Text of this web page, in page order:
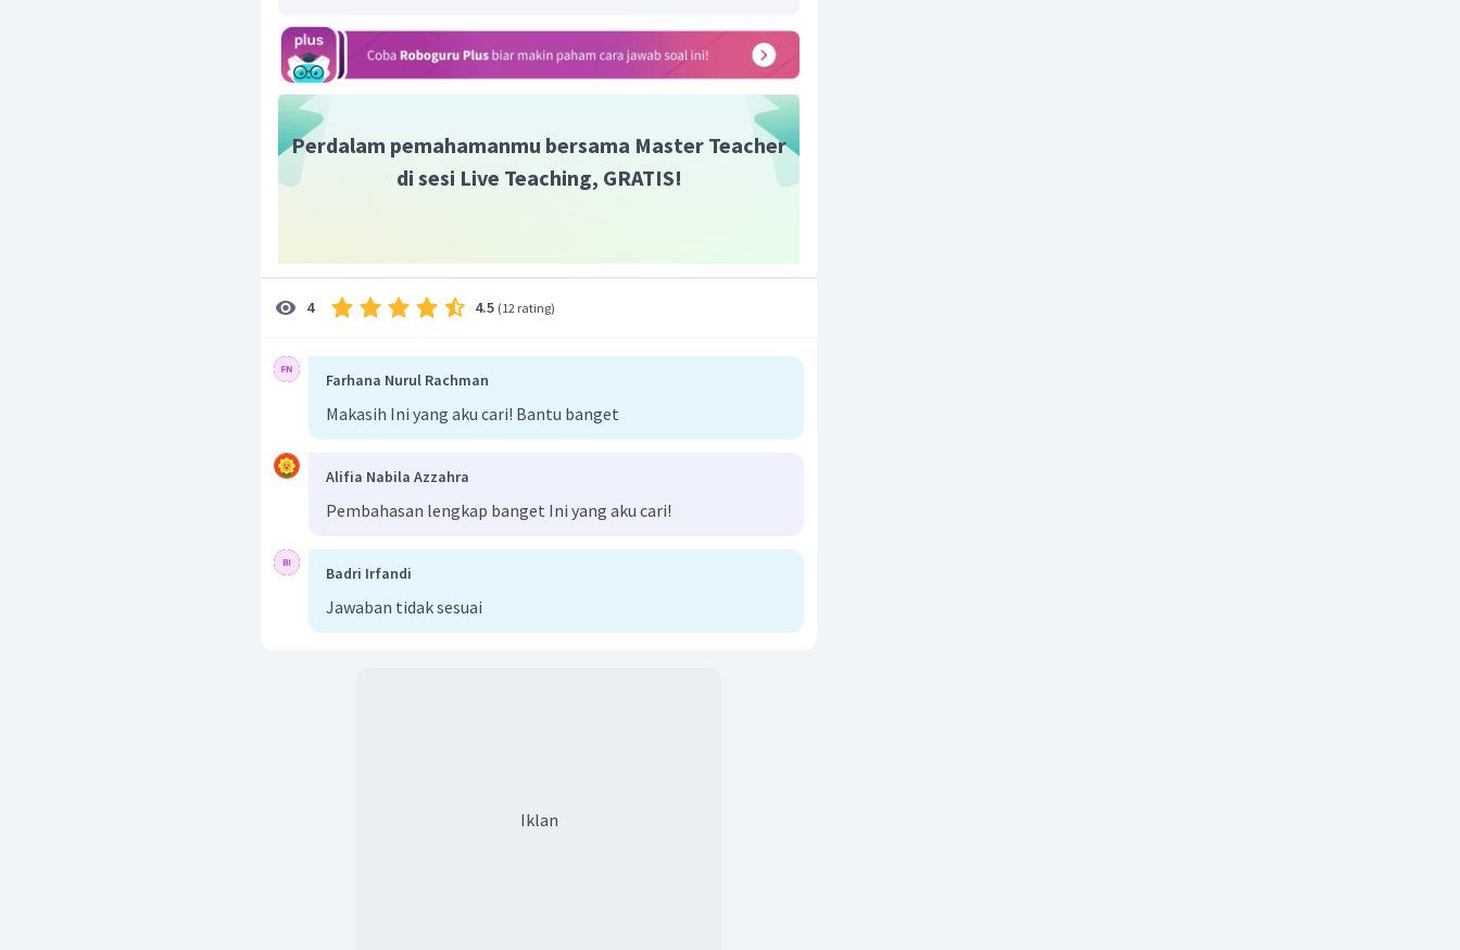
Dengan demikian, faktor yang mempengaruhi kecepatan reaksi
adalah luas permukaan.
Jadi, jawaban yang benar adalah C.
Perdalam pemahamanmu bersama Master Teacher
di sesi Live Teaching, GRATIS!
4 4.5 (12 rating)
Farhana Nurul Rachman
Makasih Ini yang aku cari! Bantu banget
Alifia Nabila Azzahra
Pembahasan lengkap banget Ini yang aku cari!
Badri Irfandi
Jawaban tidak sesuai
Iklan